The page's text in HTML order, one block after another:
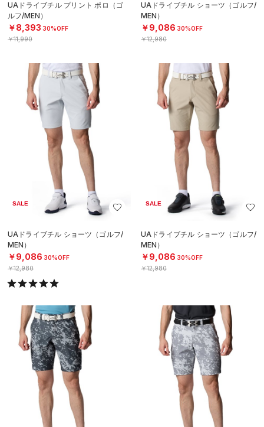
UAドライブチル プリント ポロ（ゴ
ルフ/MEN）
￥8,393 30%OFF
￥11,990
UAドライブチル ショーツ（ゴルフ/
MEN）
￥9,086 30%OFF
￥12,980
SALE
UAドライブチル ショーツ（ゴルフ/
MEN）
￥9,086 30%OFF
￥12,980
SALE
UAドライブチル ショーツ（ゴルフ/
MEN）
￥9,086 30%OFF
￥12,980